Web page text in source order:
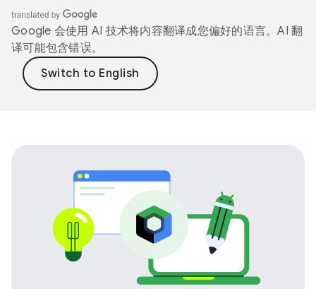
Google 会使用 AI 技术将内容翻译成您偏好的语言。AI 翻
译可能包含错误。